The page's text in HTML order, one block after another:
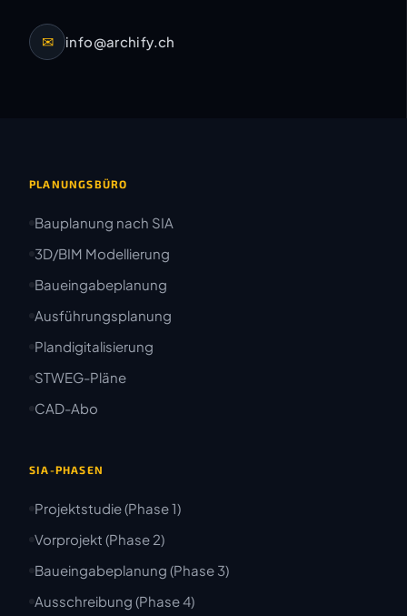
✉ info@archify.ch
PLANUNGSBÜRO
Bauplanung nach SIA
3D/BIM Modellierung
Baueingabeplanung
Ausführungsplanung
Plandigitalisierung
STWEG-Pläne
CAD-Abo
SIA-PHASEN
Projektstudie (Phase 1)
Vorprojekt (Phase 2)
Baueingabeplanung (Phase 3)
Ausschreibung (Phase 4)